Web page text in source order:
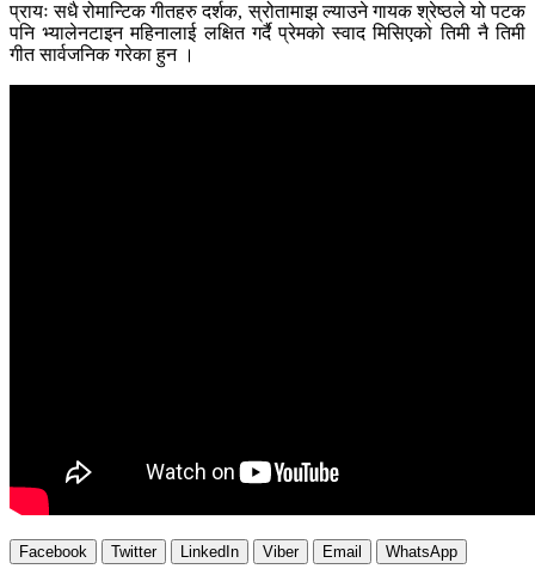
प्रायः सधै रोमान्टिक गीतहरु दर्शक, स्रोतामाझ ल्याउने गायक श्रेष्ठले यो पटक
पनि भ्यालेनटाइन महिनालाई लक्षित गर्दै प्रेमको स्वाद मिसिएको तिमी नै तिमी
गीत सार्वजनिक गरेका हुन ।
Facebook Twitter LinkedIn Viber Email WhatsApp